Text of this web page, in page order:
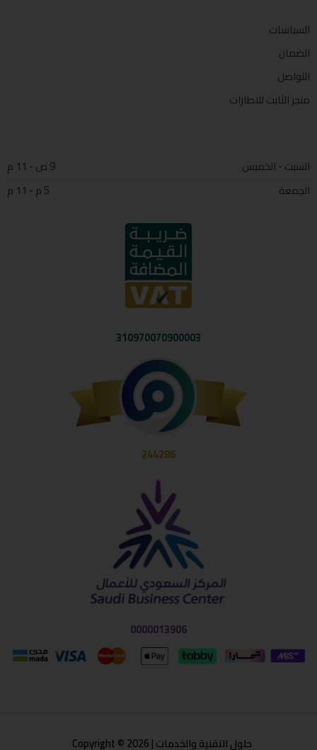
السياسات
الضمان
التواصل
متجر الثابت للاطارات
السبت - الخميس
9 ص - 11 م
الجمعة
5 م - 11 م
310970070900003
244286
0000013906
حلول التقنية والخدمات | Copyright © 2026